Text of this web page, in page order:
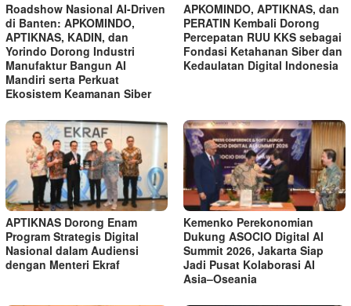
Roadshow Nasional AI-Driven
di Banten: APKOMINDO,
APTIKNAS, KADIN, dan
Yorindo Dorong Industri
Manufaktur Bangun AI
Mandiri serta Perkuat
Ekosistem Keamanan Siber
APKOMINDO, APTIKNAS, dan
PERATIN Kembali Dorong
Percepatan RUU KKS sebagai
Fondasi Ketahanan Siber dan
Kedaulatan Digital Indonesia
APTIKNAS Dorong Enam
Program Strategis Digital
Nasional dalam Audiensi
dengan Menteri Ekraf
Kemenko Perekonomian
Dukung ASOCIO Digital AI
Summit 2026, Jakarta Siap
Jadi Pusat Kolaborasi AI
Asia–Oseania